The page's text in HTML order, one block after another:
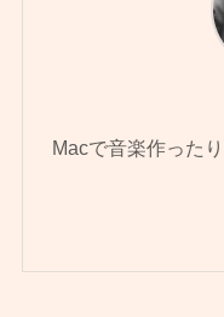
Macで音楽作った